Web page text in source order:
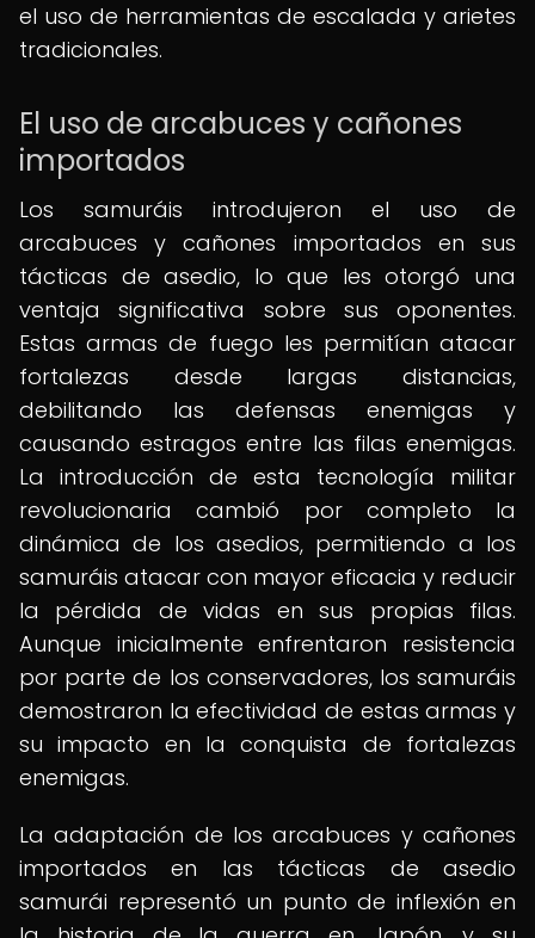
el uso de herramientas de escalada y arietes
tradicionales.
El uso de arcabuces y cañones
importados
Los samuráis introdujeron el uso de
arcabuces y cañones importados en sus
tácticas de asedio, lo que les otorgó una
ventaja significativa sobre sus oponentes.
Estas armas de fuego les permitían atacar
fortalezas desde largas distancias,
debilitando las defensas enemigas y
causando estragos entre las filas enemigas.
La introducción de esta tecnología militar
revolucionaria cambió por completo la
dinámica de los asedios, permitiendo a los
samuráis atacar con mayor eficacia y reducir
la pérdida de vidas en sus propias filas.
Aunque inicialmente enfrentaron resistencia
por parte de los conservadores, los samuráis
demostraron la efectividad de estas armas y
su impacto en la conquista de fortalezas
enemigas.
La adaptación de los arcabuces y cañones
importados en las tácticas de asedio
samurái representó un punto de inflexión en